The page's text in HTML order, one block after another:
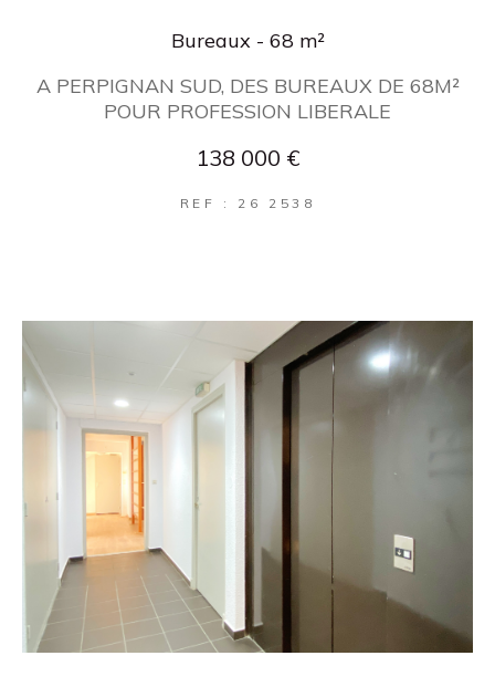
Bureaux - 68 m²
A PERPIGNAN SUD, DES BUREAUX DE 68M²
POUR PROFESSION LIBERALE
138 000 €
REF : 26 2538